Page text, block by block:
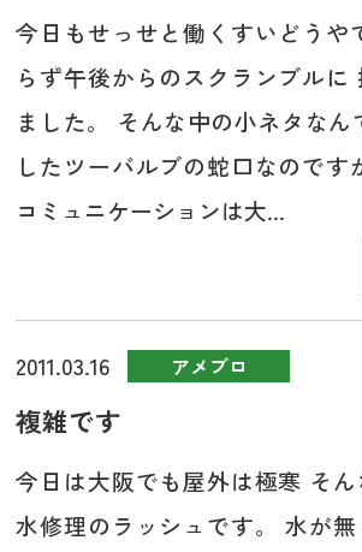
今日もせっせと働くすいどうや
らず午後からのスクランブルに
ました。 そんな中の小ネタな
したツーバルブの蛇口なのです
コミュニケーションは大...
2011.03.16 アメブロ
複雑です
今日は大阪でも屋外は極寒 そ
水修理のラッシュです。 水が